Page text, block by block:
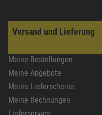
Versand und Lieferung
Meine Bestellungen
Meine Angebote
Meine Lieferscheine
Meine Rechnungen